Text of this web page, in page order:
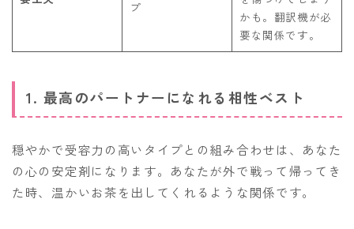
プ
かも。翻訳機が必
要な関係です。
1. 最高のパートナーになれる相性ベスト
穏やかで受容力の高いタイプとの組み合わせは、あなた
の心の安定剤になります。あなたが外で戦って帰ってき
た時、温かいお茶を出してくれるような関係です。